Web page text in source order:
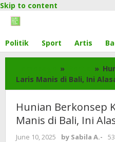
Skip to content
Politik Sport Artis
» »
Laris Manis di Bali, Ini
Hunian Berkonsep
Manis di Bali, Ini
June 10, 2025 by Sabila A.-